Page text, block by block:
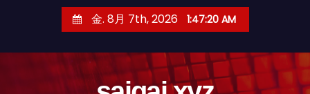
金. 8月 7th, 2026 1:47:21 AM